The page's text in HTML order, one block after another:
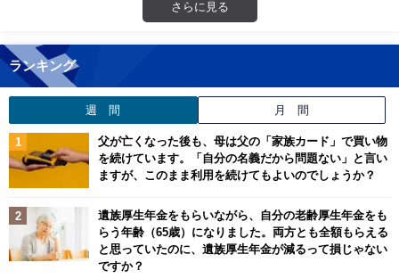
さらに見る
ランキング
週 間 月 間
父が亡くなった後も、母は父の「家族カード」で買い物
を続けています。「自分の名義だから問題ない」と言い
ますが、このまま利用を続けてもよいのでしょうか？
遺族厚生年金をもらいながら、自分の老齢厚生年金をも
らう年齢（65歳）になりました。両方とも全額もらえる
と思っていたのに、遺族厚生年金が減るって損じゃない
ですか？